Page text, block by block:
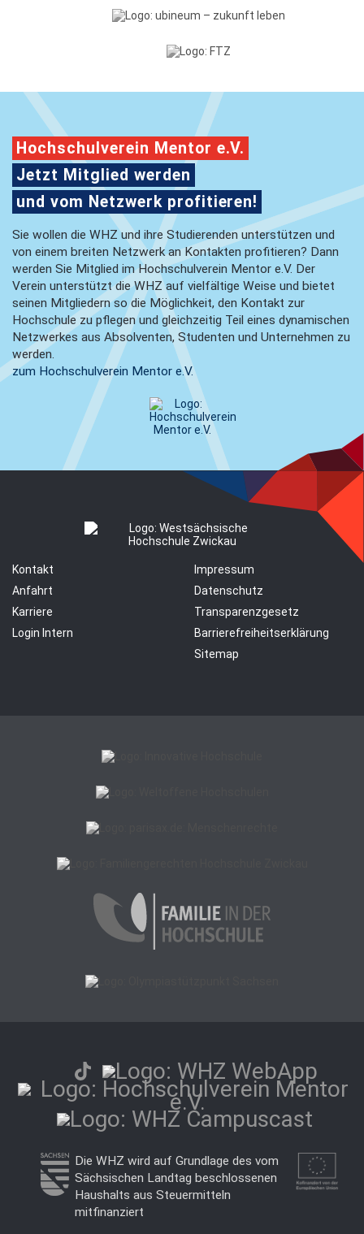
Hochschulverein Mentor e.V.
Jetzt Mitglied werden
und vom Netzwerk profitieren!
Sie wollen die WHZ und ihre Studierenden unterstützen und
von einem breiten Netzwerk an Kontakten profitieren? Dann
werden Sie Mitglied im Hochschulverein Mentor e.V. Der
Verein unterstützt die WHZ auf vielfältige Weise und bietet
seinen Mitgliedern so die Möglichkeit, den Kontakt zur
Hochschule zu pflegen und gleichzeitig Teil eines dynamischen
Netzwerkes aus Absolventen, Studenten und Unternehmen zu
werden.
zum Hochschulverein Mentor e.V.
Kontakt
Anfahrt
Karriere
Login Intern
Impressum
Datenschutz
Transparenzgesetz
Barrierefreiheitserklärung
Sitemap
Die WHZ wird auf Grundlage des vom
Sächsischen Landtag beschlossenen
Haushalts aus Steuermitteln
mitfinanziert